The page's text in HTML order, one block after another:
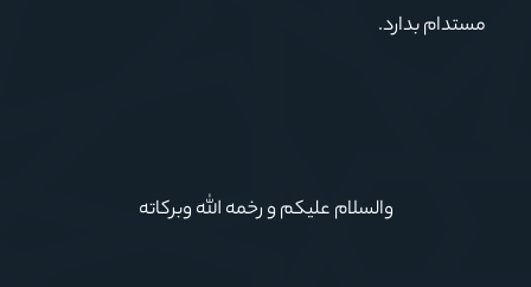
مستدام بدارد.
والسلام علیکم و رخمه الله وبرکاته